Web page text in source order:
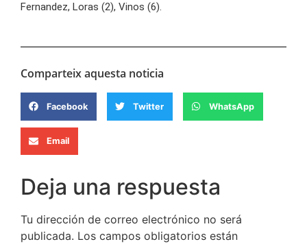
Fernandez, Loras (2), Vinos (6).
Comparteix aquesta noticia
Facebook Twitter WhatsApp
Email
Deja una respuesta
Tu dirección de correo electrónico no será
publicada. Los campos obligatorios están